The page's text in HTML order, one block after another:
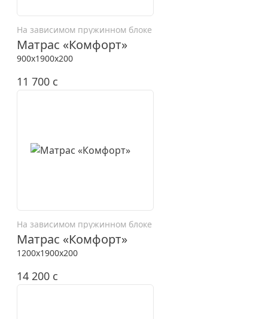
На зависимом пружинном блоке
Матрас «Комфорт»
900x1900x200
11 700 c
На зависимом пружинном блоке
Матрас «Комфорт»
1200x1900x200
14 200 c